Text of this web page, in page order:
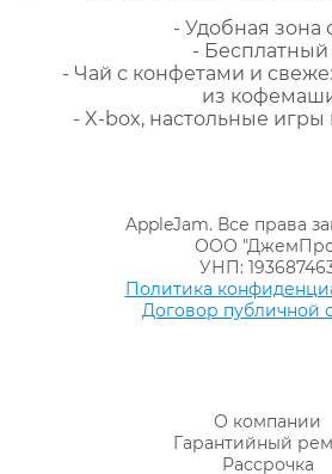
- Удобная зона
-
- Чай с конфетами и
из
- X-box, настольные игры
AppleJam. Все права
ООО
УНП:
Политика
Договор публичной
О компании
Гарантийный
Рассрочка